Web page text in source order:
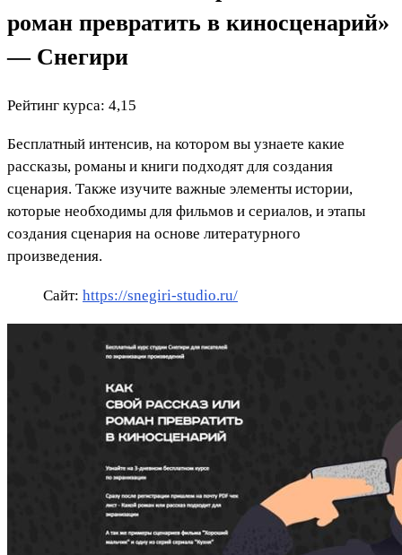
роман превратить в киносценарий»
— Снегири
Рейтинг курса: 4,15
Бесплатный интенсив, на котором вы узнаете какие
рассказы, романы и книги подходят для создания
сценария. Также изучите важные элементы истории,
которые необходимы для фильмов и сериалов, и этапы
создания сценария на основе литературного
произведения.
Сайт: https://snegiri-studio.ru/